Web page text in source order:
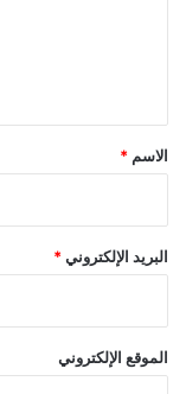
*
الاسم *
البريد الإلكتروني*
الموقع الإلكتروني